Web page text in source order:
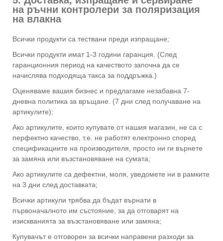
на ръчни контролери за поляризация
на влакна
Всички продукти са тествани преди изпращане;
Всички продукти имат 1-3 години гаранция. (След
гаранционния период на качеството започна да се
начислява подходяща такса за поддръжка.)
Оценяваме вашия бизнес и предлагаме незабавна 7-
дневна политика за връщане. (7 дни след получаване на
артикулите);
Ако артикулите, които купувате от нашия магазин, не са с
перфектно качество, т.е. не работят електронно според
спецификациите на производителя, просто ни ги върнете
за замяна или възстановяване на сумата;
Ако артикулите са дефектни, моля, уведомете ни в рамките
на 3 дни след доставката;
Всички артикули трябва да бъдат върнати в
първоначалното им състояние, за да отговарят на
изискванията за възстановяване или замяна;
Купувачът е отговорен за всички направени разходи за